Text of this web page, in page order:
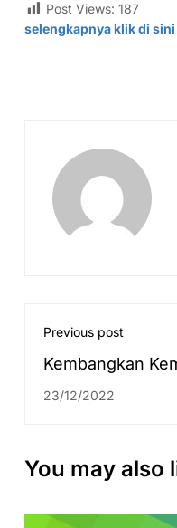
Post Views: 187
selengkapnya klik di
Previous post
Kembangkan
Fakultas Syariah
23/12/2022
You may also